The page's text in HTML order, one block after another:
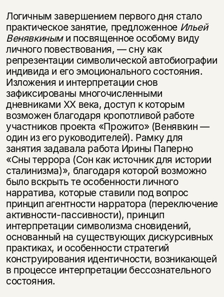
Логичным завершением первого дня стало
практическое занятие, предложенное Ильей
Венявкиными посвященное особому виду
личного повествования, — сну как
репрезентации символической автобиографии
индивида и его эмоционального состояния.
Изложения и интерпретации снов
зафиксированы многочисленными
дневниками ХХ века, доступ к которым
возможен благодаря кропотливой работе
участников проекта «Прожито» (Венявкин —
один из его руководителей). Рамку для
занятия задавала работа Ирины Паперно
«Сны террора (Сон как источник для истории
сталинизма)», благодаря которой возможно
было вскрыть те особенности личного
нарратива, которые ставили под вопрос
принцип агентности нарратора (переключение
активности-пассивности), принцип
интерпретации символизма сновидений,
основанный на существующих дискурсивных
практиках, и особенности стратегий
конструирования идентичности, возникающей
в процессе интерпретации бессознательного
состояния.